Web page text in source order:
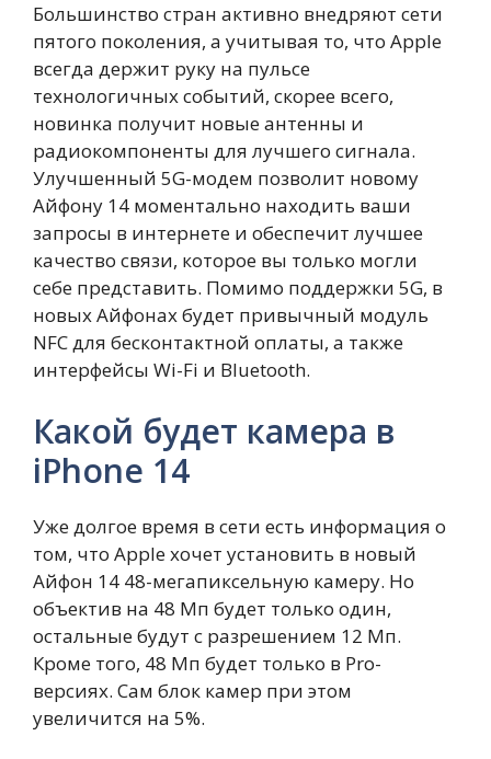
Большинство стран активно внедряют сети
пятого поколения, а учитывая то, что Apple
всегда держит руку на пульсе
технологичных событий, скорее всего,
новинка получит новые антенны и
радиокомпоненты для лучшего сигнала.
Улучшенный 5G-модем позволит новому
Айфону 14 моментально находить ваши
запросы в интернете и обеспечит лучшее
качество связи, которое вы только могли
себе представить. Помимо поддержки 5G, в
новых Айфонах будет привычный модуль
NFC для бесконтактной оплаты, а также
интерфейсы Wi-Fi и Bluetooth.
Какой будет камера в
iPhone 14
Уже долгое время в сети есть информация о
том, что Apple хочет установить в новый
Айфон 14 48-мегапиксельную камеру. Но
объектив на 48 Мп будет только один,
остальные будут с разрешением 12 Мп.
Кроме того, 48 Мп будет только в Pro-
версиях. Сам блок камер при этом
увеличится на 5%.